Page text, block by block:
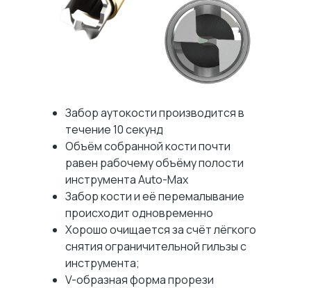
Забор аутокости производится в
течение 10 секунд
Объём собранной кости почти
равен рабочему объёму полости
инструмента Auto-Max
Забор кости и её перемалывание
происходит одновременно
Хорошо очищается за счёт лёгкого
снятия ограничительной гильзы с
инструмента;
V-образная форма прорези